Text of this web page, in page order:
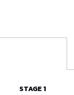
STAGE 1